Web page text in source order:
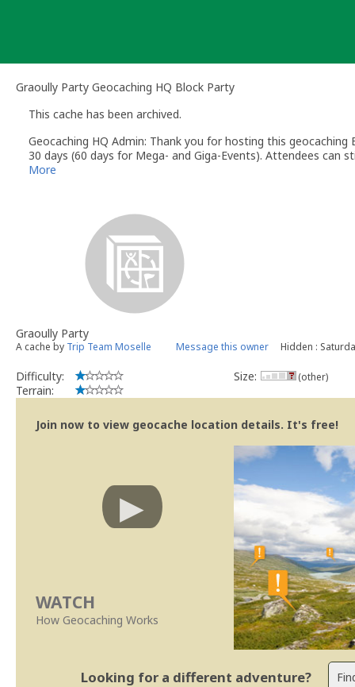
Graoully Party Geocaching HQ Block Party
This cache has been archived.
Geocaching HQ Admin: Thank you for hosting this
30 days (60 days for Mega- and Giga-Events). Attendees can
More
Graoully Party
A cache by Trip Team Moselle Message this owner Hidden :
Difficulty:
Terrain:
Size: (other)
Join now to view geocache location details. It's free!
WATCH
How Geocaching Works
Looking for a different adventure?